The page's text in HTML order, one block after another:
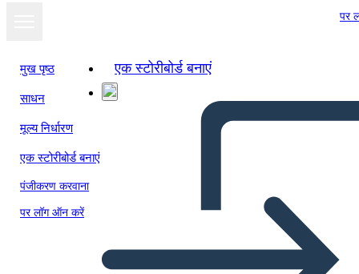
पर
मुख पृष्ठ
साधन
मूल्य निर्धारण
एक स्टोरीबोर्ड बनाएं
पंजीकरण करवाना
पर लॉग ऑन करें
एक स्टोरीबोर्ड बनाएं